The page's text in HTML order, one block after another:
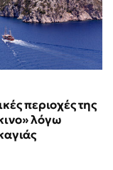
περιοχές της
λόγω